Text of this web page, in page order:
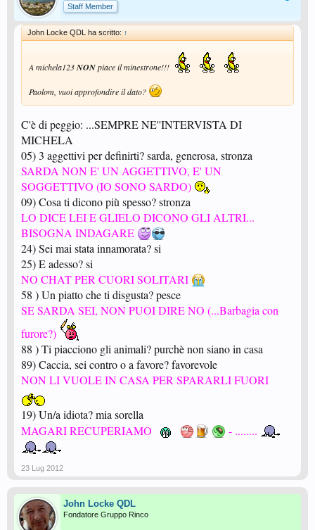
Staff Member
John Locke QDL ha scritto: ↑
A michela123NONpiace il minestrone!!!
Paolom, vuoi approfondire il dato?
C'è di peggio: ...SEMPRE NE''INTERVISTA DI
MICHELA
05) 3 aggettivi per definirti? sarda, generosa, stronza
SARDA NON E' UN AGGETTIVO, E' UN
SOGGETTIVO (IO SONO SARDO)
09) Cosa ti dicono più spesso? stronza
LO DICE LEI E GLIELO DICONO GLI ALTRI...
BISOGNA INDAGARE
24) Sei mai stata innamorata? si
25) E adesso? si
NO CHAT PER CUORI SOLITARI
58 ) Un piatto che ti disgusta? pesce
SE SARDA SEI, NON PUOI DIRE NO (...Barbagia con
furore?)
88 ) Ti piacciono gli animali? purchè non siano in casa
89) Caccia, sei contro o a favore? favorevole
NON LI VUOLE IN CASA PER SPARARLI FUORI
19) Un/a idiota? mia sorella
MAGARI RECUPERIAMO
- ........
23 Lug 2012
John Locke QDL
Fondatore Gruppo Rinco